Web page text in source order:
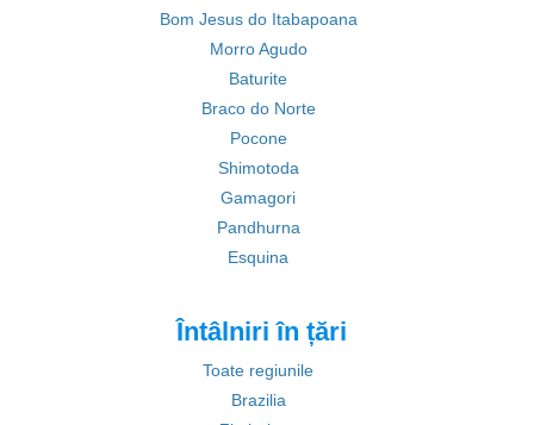
Bom Jesus do Itabapoana
Morro Agudo
Baturite
Braco do Norte
Pocone
Shimotoda
Gamagori
Pandhurna
Esquina
Întâlniri în țări
Toate regiunile
Brazilia